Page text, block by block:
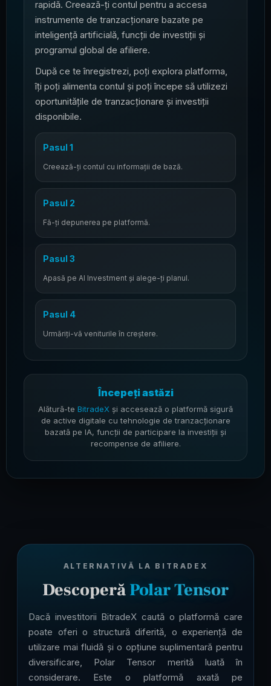
rapidă. Creează-ți contul pentru a accesa
instrumente de tranzacționare bazate pe
inteligență artificială, funcții de investiții și
programul global de afiliere.
După ce te înregistrezi, poți explora platforma,
îți poți alimenta contul și poți începe să utilizezi
oportunitățile de tranzacționare și investiții
disponibile.
Pasul 1
Creează-ți contul cu informații de bază.
Pasul 2
Fă-ți depunerea pe platformă.
Pasul 3
Apasă pe AI Investment și alege-ți planul.
Pasul 4
Urmăriți-vă veniturile în creștere.
Începeți astăzi
Alătură-te BitradeX și accesează o platformă sigură
de active digitale cu tehnologie de tranzacționare
bazată pe IA, funcții de participare la investiții și
recompense de afiliere.
ALTERNATIVĂ LA BITRADEX
DescoperăPolar Tensor
Dacă investitorii BitradeX caută o platformă care
poate oferi o structură diferită, o experiență de
utilizare mai fluidă și o opțiune suplimentară pentru
diversificare, Polar Tensor merită luată în
considerare. Este o platformă axată pe